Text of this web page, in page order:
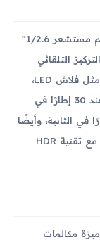
تأتي الكاميرا الأساسية بدقة 16 ميجابكسل بحجم مستشعر 1/2.6"
التركيز التلقائي
البعادي (PDAF). تتضمن الكاميرا ميزات إضافية مثل فلاش LED،
بانوراما و HDR. يمكنها تسجيل فيديو بدقة 4K عند 30 إطارًا في
بدقة 1080 بكسل عند 30/60 إطارًا في الثانية، وأيضًا
فيديو بدقة 720 بكسل عند 120 إطارًا في الثانية مع تقنية HDR
وتدعم ميزة مكالمات